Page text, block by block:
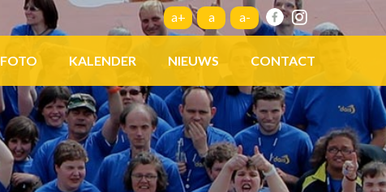
a+ a a-
FOTO KALENDER NIEUWS CONTACT